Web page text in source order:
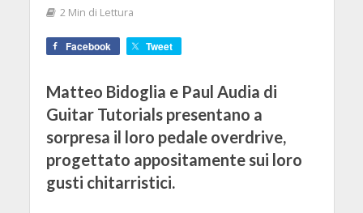
2 Min di Lettura
Facebook Tweet
Matteo Bidoglia e Paul Audia di
Guitar Tutorials presentano a
sorpresa il loro pedale overdrive,
progettato appositamente sui loro
gusti chitarristici.